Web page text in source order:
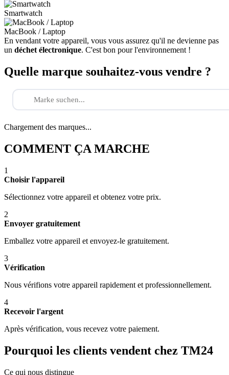
Smartwatch
MacBook / Laptop
En vendant votre appareil, vous vous assurez qu'il ne devienne pas
un déchet électronique. C'est bon pour l'environnement !
Quelle marque souhaitez-vous vendre ?
Chargement des marques...
COMMENT ÇA MARCHE
1
Choisir l'appareil
Sélectionnez votre appareil et obtenez votre prix.
2
Envoyer gratuitement
Emballez votre appareil et envoyez-le gratuitement.
3
Vérification
Nous vérifions votre appareil rapidement et professionnellement.
4
Recevoir l'argent
Après vérification, vous recevez votre paiement.
Pourquoi les clients vendent chez TM24
Ce qui nous distingue